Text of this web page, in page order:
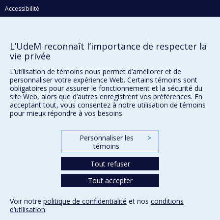
Accessibilité
Confidentialité
Conditions d’utilisation
Université de
Montréal
L’UdeM reconnaît l’importance de respecter la
vie privée
L’utilisation de témoins nous permet d’améliorer et de
personnaliser votre expérience Web. Certains témoins sont
obligatoires pour assurer le fonctionnement et la sécurité du
site Web, alors que d’autres enregistrent vos préférences. En
acceptant tout, vous consentez à notre utilisation de témoins
pour mieux répondre à vos besoins.
Personnaliser les
témoins
>
Tout refuser
Tout accepter
Voir notre politique de confidentialité et nos conditions
d’utilisation.